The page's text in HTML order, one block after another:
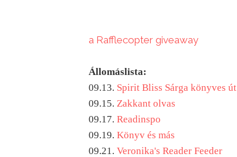
a Rafflecopter giveaway
Állomáslista:
09.13. Spirit Bliss Sárga könyves út
09.15. Zakkant olvas
09.17. Readinspo
09.19. Könyv és más
09.21. Veronika's Reader Feeder